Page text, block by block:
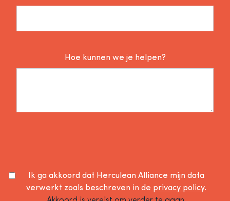
Hoe kunnen we je helpen?
Ik ga akkoord dat Herculean Alliance mijn data
verwerkt zoals beschreven in de privacy policy.